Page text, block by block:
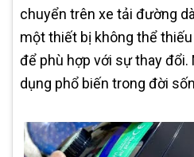
chuyển trên xe tải đường
một thiết bị không thể
để phù hợp với sự thay
dụng phổ biến trong đời